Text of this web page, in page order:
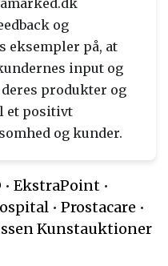
og
eksempler på, at
input og
produkter og
et positivt
og kunder.
• EkstraPoint •
• Prostacare •
Kunstauktioner